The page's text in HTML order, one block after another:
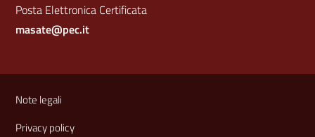
Posta Elettronica Certificata
masate@pec.it
Sezione Link Utili
Note legali
Privacy policy